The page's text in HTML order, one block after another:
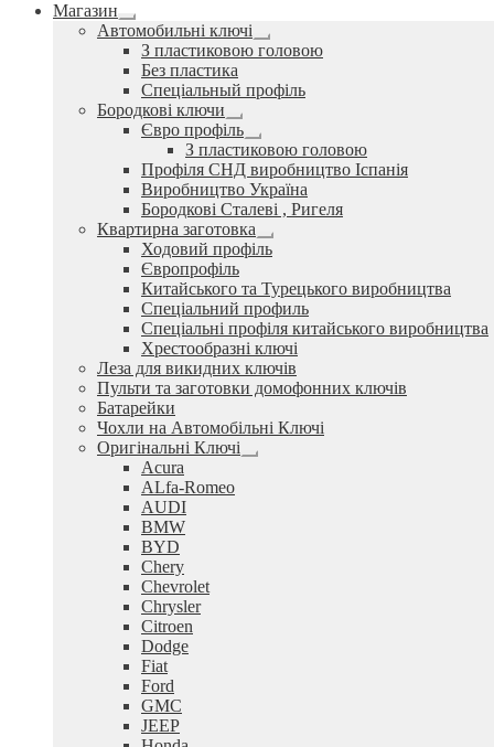
Магазин
Розгорнуте
вкладене
меню
Автомобильні ключі
Розгорнуте
вкладене
З пластиковою головою
Без пластика
Спеціальный профіль
Бородкові ключи
Розгорнуте
вкладене
меню
Євро профіль
Розгорнуте
вкладене
меню
З пластиковою головою
Профіля СНД виробництво Іспанія
Виробництво Україна
Бородкові Сталеві , Ригеля
Квартирна заготовка
Розгорнуте
вкладене
Ходовий профіль
Європрофіль
Китайського та Турецького виробництва
Спеціальний профиль
Спеціальні профіля китайського виробництва
Хрестообразні ключі
Леза для викидних ключів
Пульти та заготовки домофонних ключів
Батарейки
Чохли на Автомобільні Ключі
Оригінальні Ключі
Розгорнуте
Acura
ALfa-Romeo
AUDI
BMW
BYD
Chery
Chevrolet
Chrysler
Citroen
Dodge
Fiat
Ford
GMC
JEEP